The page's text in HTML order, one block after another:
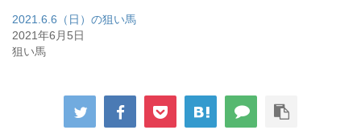
2021.6.6（日）の狙い馬
2021年6月5日
狙い馬